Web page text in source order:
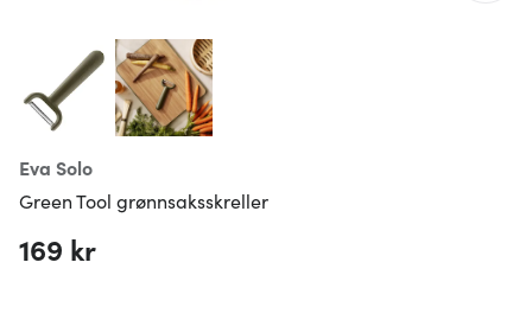
Eva Solo
Green Tool grønnsaksskreller
169 kr